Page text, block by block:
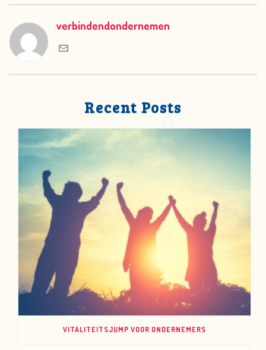
verbindendondernemen
Recent Posts
VITALITEITSJUMP VOOR ONDERNEMERS